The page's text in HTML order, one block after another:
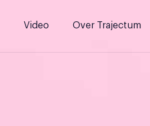
Video Over Trajectum